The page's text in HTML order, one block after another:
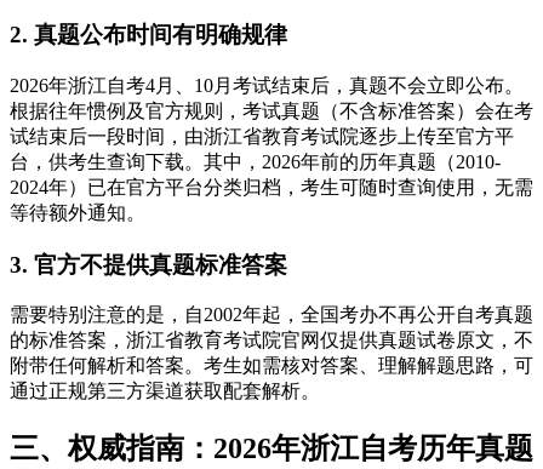
2. 真题公布时间有明确规律
2026年浙江自考4月、10月考试结束后，真题不会立即公布。
根据往年惯例及官方规则，考试真题（不含标准答案）会在考
试结束后一段时间，由浙江省教育考试院逐步上传至官方平
台，供考生查询下载。其中，2026年前的历年真题（2010-
2024年）已在官方平台分类归档，考生可随时查询使用，无需
等待额外通知。
3. 官方不提供真题标准答案
需要特别注意的是，自2002年起，全国考办不再公开自考真题
的标准答案，浙江省教育考试院官网仅提供真题试卷原文，不
附带任何解析和答案。考生如需核对答案、理解解题思路，可
通过正规第三方渠道获取配套解析。
三、权威指南：2026年浙江自考历年真题